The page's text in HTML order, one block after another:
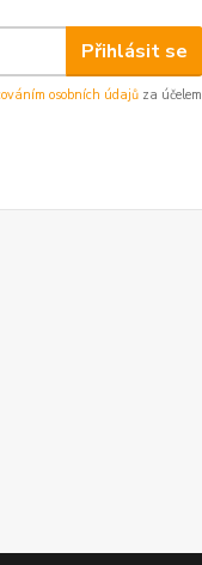
Přihlásit se
osobních údajů za účelem